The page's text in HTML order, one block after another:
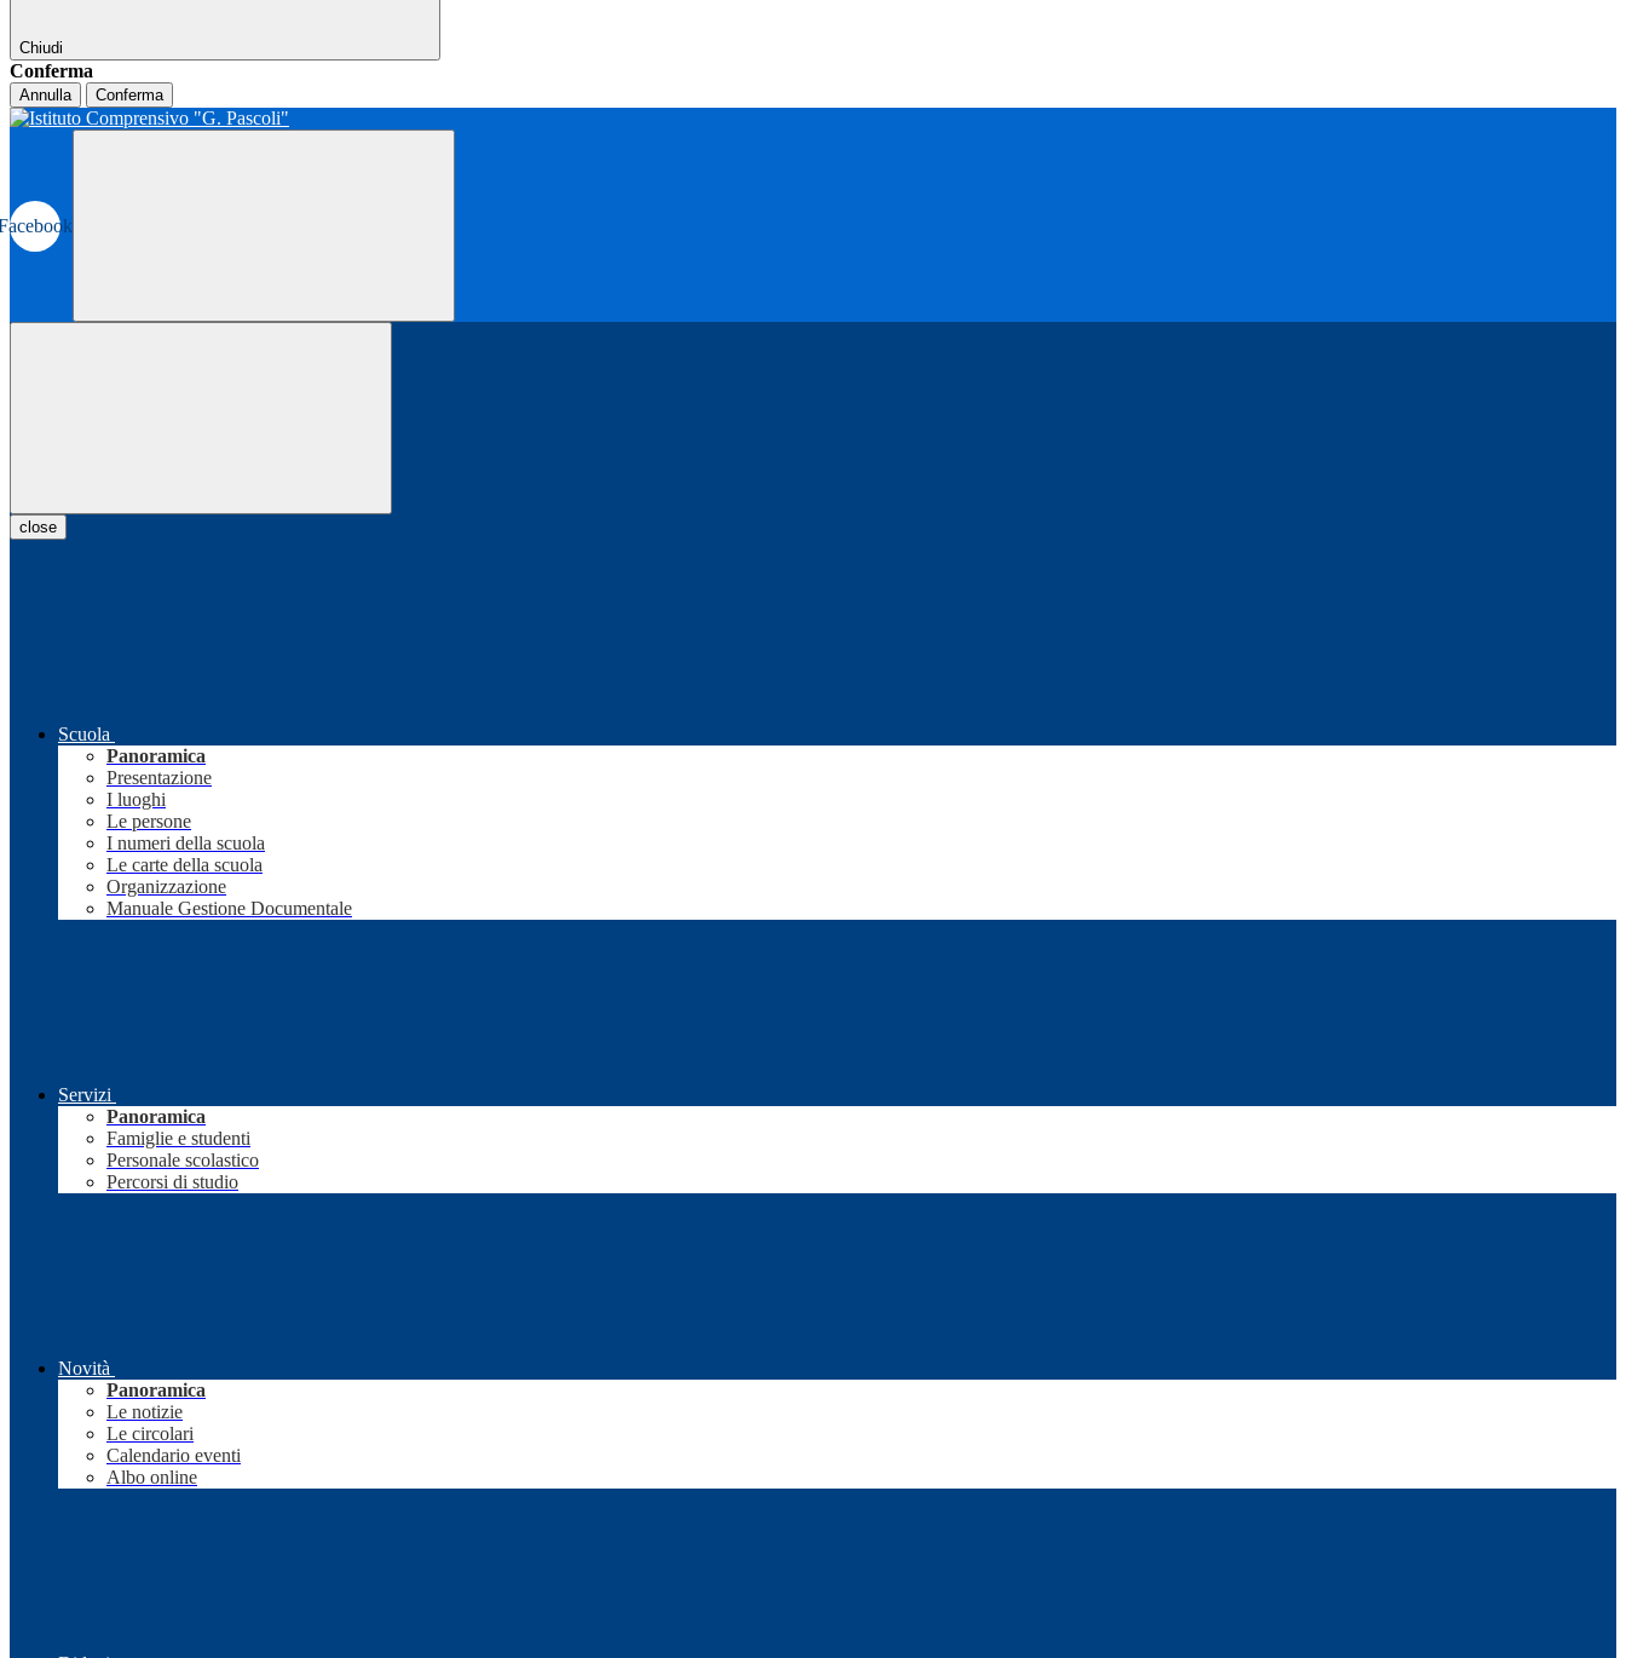
Chiudi
Conferma
Annulla Conferma
close
Scuola
Panoramica
Presentazione
I luoghi
Le persone
I numeri della scuola
Le carte della scuola
Organizzazione
Manuale Gestione Documentale
Servizi
Panoramica
Famiglie e studenti
Personale scolastico
Percorsi di studio
Novità
Panoramica
Le notizie
Le circolari
Calendario eventi
Albo online